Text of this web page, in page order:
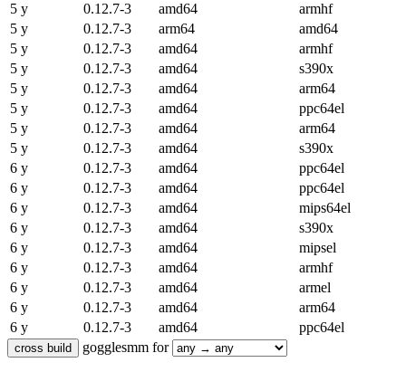
5 y
0.12.7-3 amd64
armhf
5 y
0.12.7-3 arm64
amd64
5 y
0.12.7-3 amd64
armhf
5 y
0.12.7-3 amd64
s390x
5 y
0.12.7-3 amd64
arm64
5 y
0.12.7-3 amd64
ppc64el
5 y
0.12.7-3 amd64
arm64
5 y
0.12.7-3 amd64
s390x
6 y
0.12.7-3 amd64
ppc64el
6 y
0.12.7-3 amd64
ppc64el
6 y
0.12.7-3 amd64
mips64el
6 y
0.12.7-3 amd64
s390x
6 y
0.12.7-3 amd64
mipsel
6 y
0.12.7-3 amd64
armhf
6 y
0.12.7-3 amd64
armel
6 y
0.12.7-3 amd64
arm64
6 y
0.12.7-3 amd64
ppc64el
gogglesmm for